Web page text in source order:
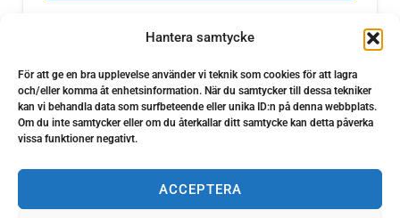
Hantera samtycke
För att ge en bra upplevelse använder vi teknik som cookies för att lagra
och/eller komma åt enhetsinformation. När du samtycker till dessa tekniker
kan vi behandla data som surfbeteende eller unika ID:n på denna webbplats.
Om du inte samtycker eller om du återkallar ditt samtycke kan detta påverka
vissa funktioner negativt.
ACCEPTERA
Har du inget konto? Registrera dig